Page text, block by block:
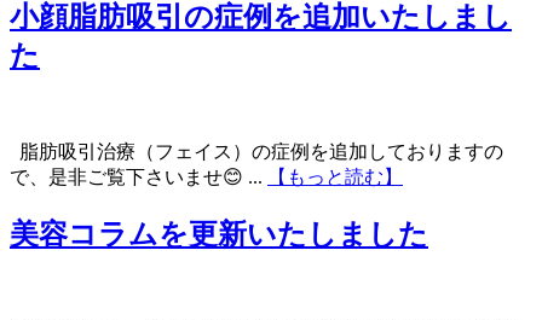
小顔脂肪吸引の症例を追加いたしまし
た
脂肪吸引治療（フェイス）の症例を追加しておりますの
で、是非ご覧下さいませ😊 ...
【もっと読む】
美容コラムを更新いたしました